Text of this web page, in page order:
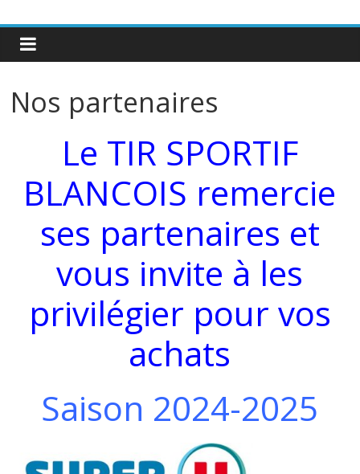
Nos partenaires
Le TIR SPORTIF
BLANCOIS remercie
ses partenaires et
vous invite à les
privilégier pour vos
achats
Saison 2024-2025